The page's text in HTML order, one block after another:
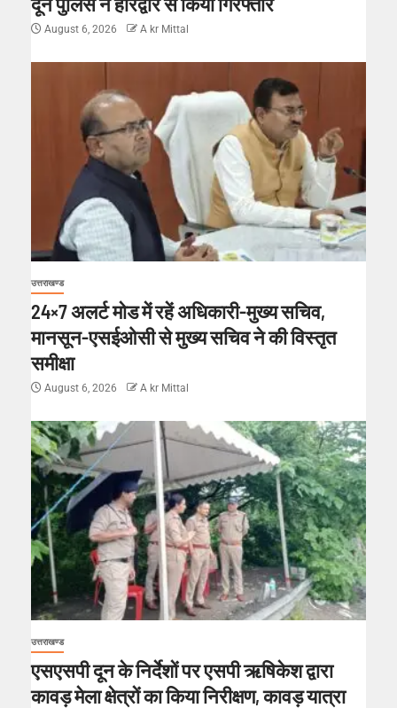
August 6, 2026 A kr Mittal
उत्तराखण्ड
24×7 अलर्ट मोड में रहें अधिकारी-मुख्य सचिव,
मानसून-एसईओसी से मुख्य सचिव ने की विस्तृत
समीक्षा
August 6, 2026 A kr Mittal
उत्तराखण्ड
एसएसपी दून के निर्देशों पर एसपी ऋषिकेश द्वारा
कावड़ मेला क्षेत्रों का किया निरीक्षण, कावड़ यात्रा